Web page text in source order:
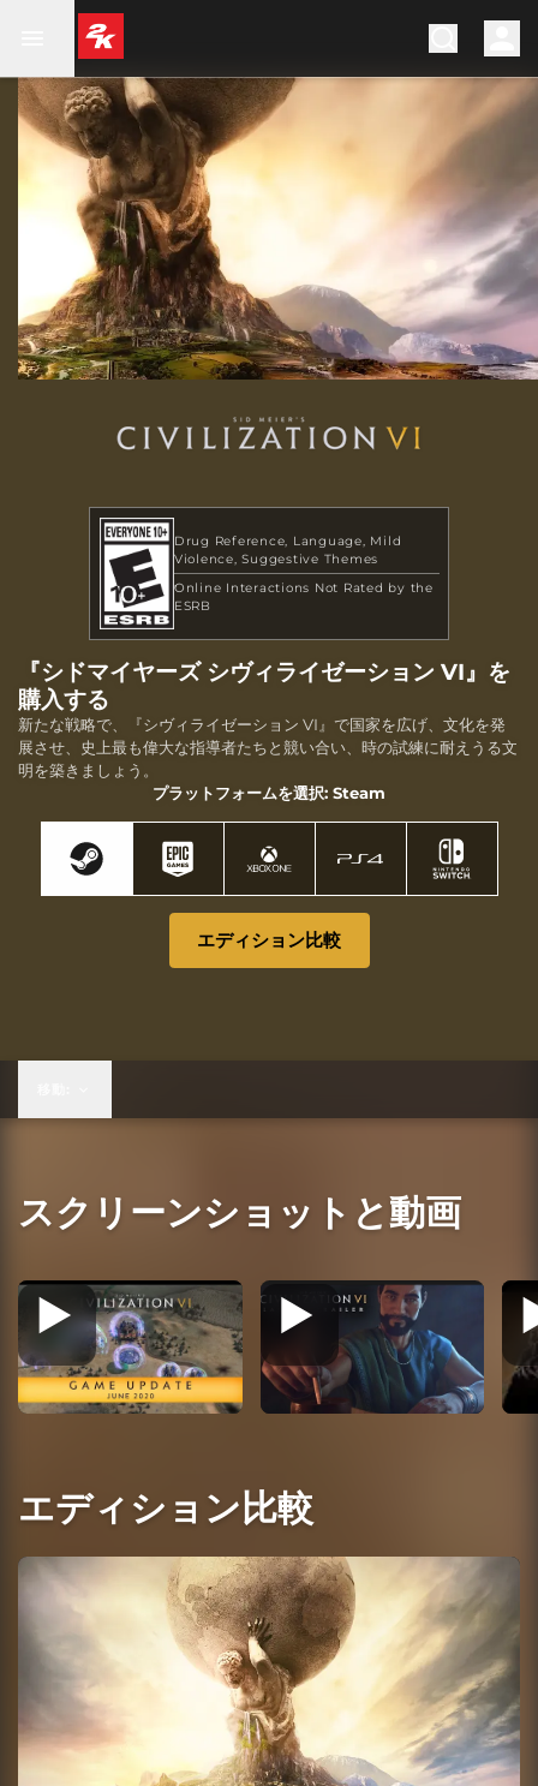
Drug Reference Language
Mild
Violence Suggestive Themes
Online Interactions Not Rated by the
ESRB
『シドマイヤーズ シヴィライゼーション VI』を
購入する
新たな戦略で、『シヴィライゼーション VI』で国家を広げ、文化を発
展させ、史上最も偉大な指導者たちと競い合い、時の試練に耐えうる文
明を築きましょう。
プラットフォームを選択: Steam
エディション比較
スクリーンショットと動画
エディション比較